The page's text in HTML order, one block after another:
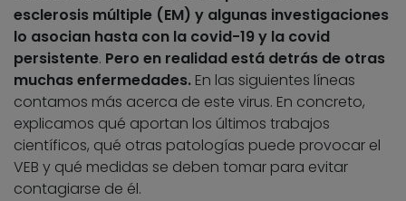
esclerosis múltiple (EM) y algunas investigaciones
lo asocian hasta con la covid-19 y la covid
persistente. Pero en realidad está detrás de otras
muchas enfermedades. En las siguientes líneas
contamos más acerca de este virus. En concreto,
explicamos qué aportan los últimos trabajos
científicos, qué otras patologías puede provocar el
VEB y qué medidas se deben tomar para evitar
contagiarse de él.